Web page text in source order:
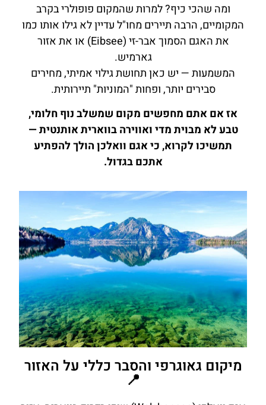
ומה שהכי כיף? למרות שהמקום פופולרי בקרב
המקומיים, הרבה תיירים מחו"ל עדיין לא גילו אותו כמו
את האגם הסמוך אבר-זי (Eibsee) או את אזור
גארמיש.
המשמעות — יש כאן תחושת גילוי אמיתי, מחירים
סבירים יותר, ופחות "המוניות" תיירותית.
אז אם אתם מחפשים מקום שמשלב נוף חלומי,
טבע לא מבוית מדי ואווירה בווארית אותנטית —
תמשיכו לקרוא, כי אגם וואלכן הולך להפתיע
אתכם בגדול.
מיקום גאוגרפי והסבר כללי על האזור
📍